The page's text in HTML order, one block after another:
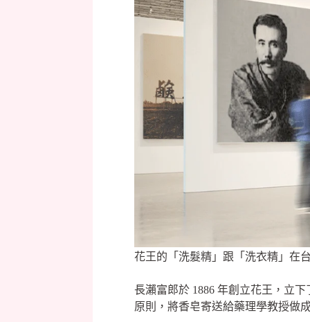
花王的「洗髮精」跟「洗衣精」在
長瀨富郎於 1886 年創立花王，立
原則，將香皂寄送給藥理學教授做